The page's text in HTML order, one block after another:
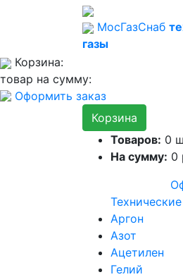
МосГазСнаб
газы
Корзина:
товар на сумму:
Оформить заказ
Корзина
Товаров: 0
На сумму: 0
Аргон
Азот
Ацетилен
Гелий